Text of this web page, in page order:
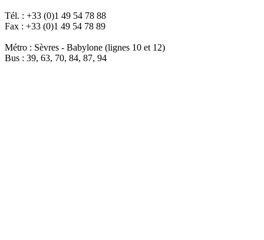
Tél. : +33 (0)1 49 54 78 88
Fax : +33 (0)1 49 54 78 89
Métro : Sèvres - Babylone (lignes 10 et 12)
Bus : 39, 63, 70, 84, 87, 94